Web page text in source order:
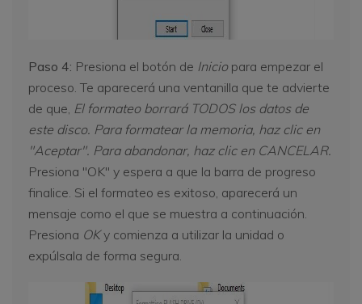
Paso 4: Presiona el botón de Iniciopara empezar el
proceso. Te aparecerá una ventanilla que te advierte
de que, El formateo borrará TODOS los datos de
este disco. Para formatear la memoria, haz clic en
"Aceptar". Para abandonar, haz clic en CANCELAR.
Presiona "OK" y espera a que la barra de progreso
finalice. Si el formateo es exitoso, aparecerá un
mensaje como el que se muestra a continuación.
Presiona OKy comienza a utilizar la unidad o
expúlsala de forma segura.